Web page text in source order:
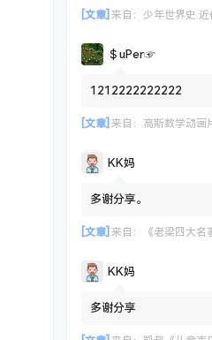
[文章] 来自： 少年世界史.近
＄uΡer☞
1212222222222
[文章] 来自： 高斯数学动画
KK妈
多谢分享。
[文章] 来自： 《老梁四大名著
KK妈
多谢分享